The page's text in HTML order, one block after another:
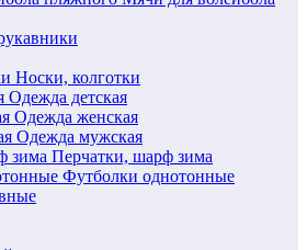
Носки, колготки
Одежда детская
Одежда женская
Одежда мужская
Перчатки, шарф зима
Футболки однотонные